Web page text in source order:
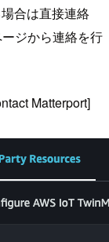
合は直接連絡
ジから連絡を行
Matterport]